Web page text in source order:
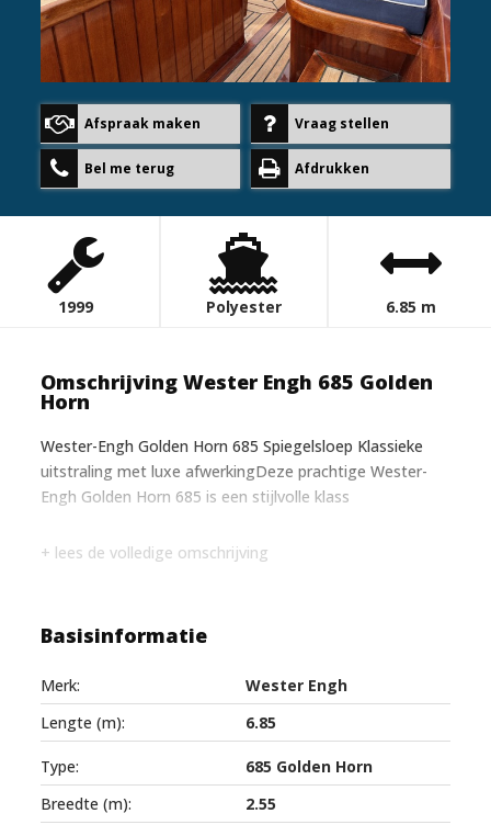
Afspraak maken Vraag stellen
Bel me terug Afdrukken
1999 Polyester 6.85 m
Omschrijving Wester Engh 685 Golden
Horn
Wester-Engh Golden Horn 685 Spiegelsloep Klassieke
uitstraling met luxe afwerkingDeze prachtige Wester-
Engh Golden Horn 685 is een stijlvolle klass
+ lees de volledige omschrijving
Basisinformatie
Merk:
Wester Engh
Lengte (m):
6.85
Type:
685 Golden Horn
Breedte (m):
2.55